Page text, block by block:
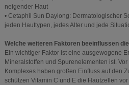
neigender Haut
• Cetaphil Sun Daylong: Dermatologischer
jeden Hauttypen, jedes Alter und jede
Welche weiteren Faktoren beeinflussen
Ein wichtiger Faktor ist eine ausgewogene
Mineralstoffen und Spurenelementen ist.
Komplexes haben großen Einfluss auf den
schützen Vitamin C und E die Hautzellen